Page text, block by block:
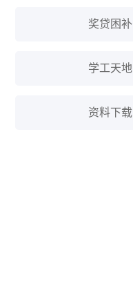
奖贷困补
学工天地
资料下载